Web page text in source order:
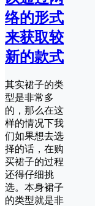
络的形式
来获取较
新的款式
其实裙子的类
型是非常多
的，那么在这
样的情况下我
们如果想去选
择的话，在购
买裙子的过程
还得仔细挑
选。本身裙子
的类型就是非